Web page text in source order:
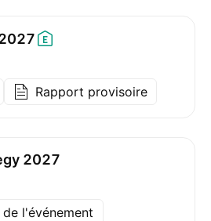
Rapport provisoire
2027
l'événement